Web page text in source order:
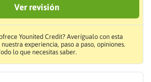
Ver revisión
Younited Credit? Averígualo con esta
experiencia, paso a paso, opiniones.
lo que necesitas saber.